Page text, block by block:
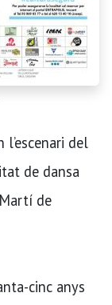
l’escenari del
de dansa
de
cinc anys